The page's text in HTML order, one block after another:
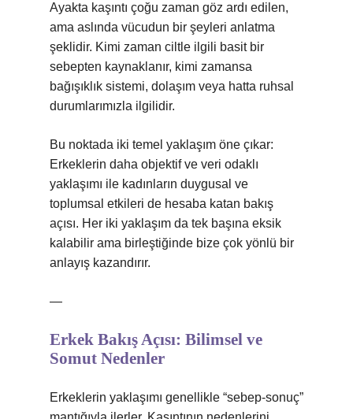
Ayakta kaşıntı çoğu zaman göz ardı edilen,
ama aslında vücudun bir şeyleri anlatma
şeklidir. Kimi zaman ciltle ilgili basit bir
sebepten kaynaklanır, kimi zamansa
bağışıklık sistemi, dolaşım veya hatta ruhsal
durumlarımızla ilgilidir.
Bu noktada iki temel yaklaşım öne çıkar:
Erkeklerin daha objektif ve veri odaklı
yaklaşımı ile kadınların duygusal ve
toplumsal etkileri de hesaba katan bakış
açısı. Her iki yaklaşım da tek başına eksik
kalabilir ama birleştiğinde bize çok yönlü bir
anlayış kazandırır.
—
Erkek Bakış Açısı: Bilimsel ve
Somut Nedenler
Erkeklerin yaklaşımı genellikle “sebep-sonuç”